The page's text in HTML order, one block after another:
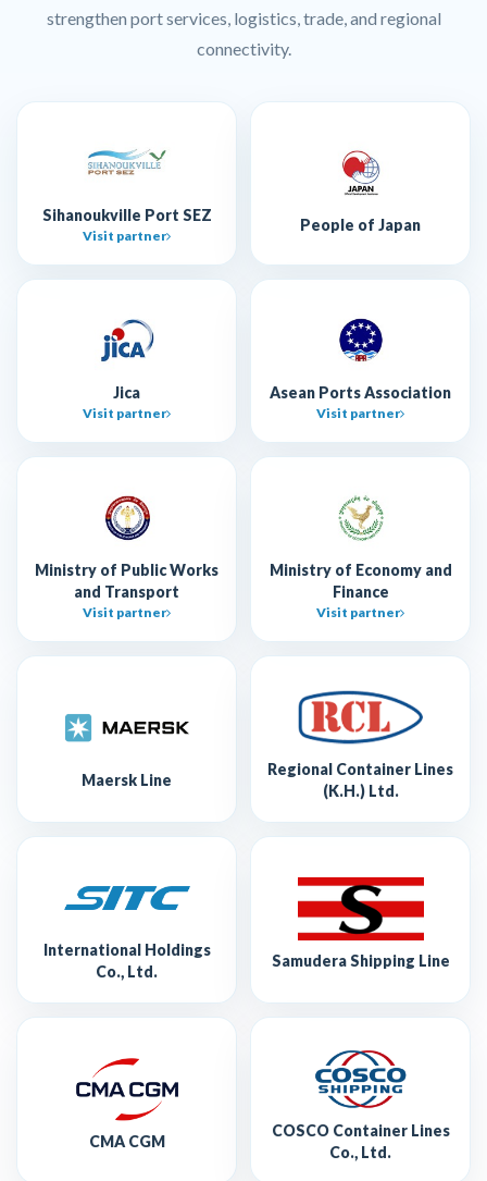
strengthen port services, logistics, trade, and regional
connectivity.
Sihanoukville Port SEZ
Visit partner
People of Japan
Jica
Visit partner
Asean Ports Association
Visit partner
Ministry of Public Works
and Transport
Visit partner
Ministry of Economy and
Finance
Visit partner
Maersk Line
Regional Container Lines
(K.H.) Ltd.
International Holdings
Co., Ltd.
Samudera Shipping Line
CMA CGM
COSCO Container Lines
Co., Ltd.